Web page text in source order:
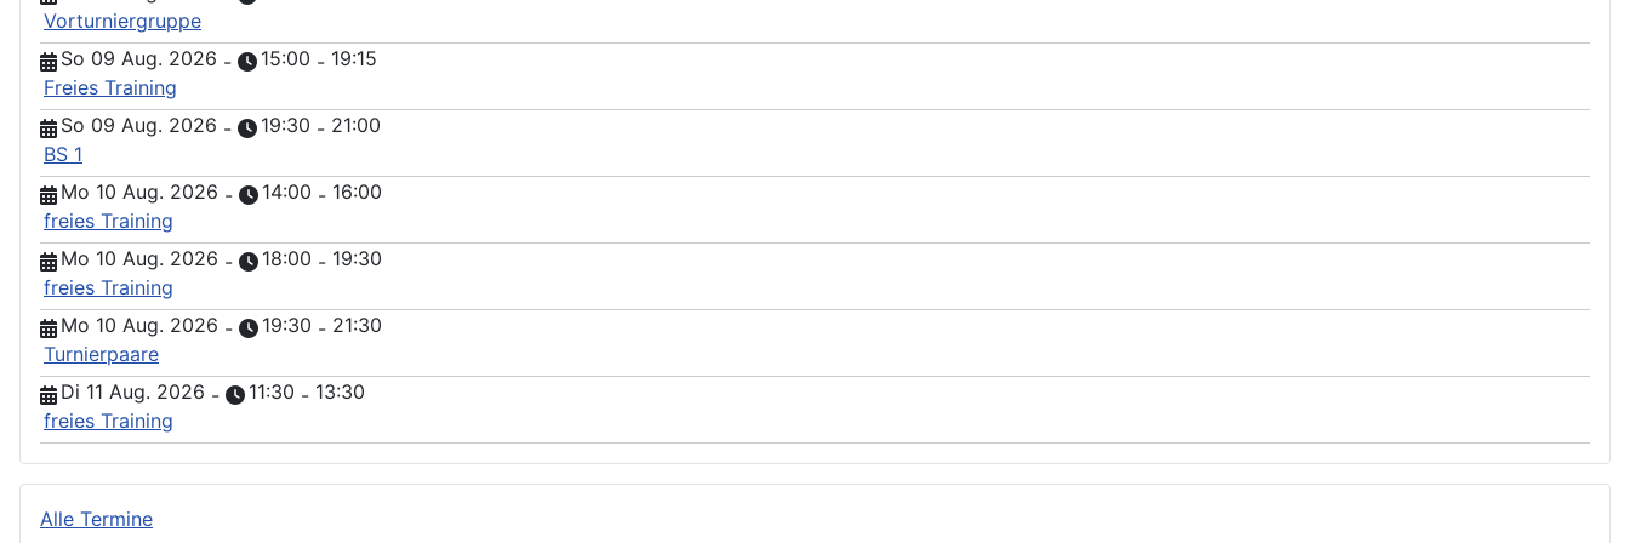
Vorturniergruppe
So 09 Aug. 2026 - 15:00 - 19:15
Freies Training
So 09 Aug. 2026 - 19:30 - 21:00
BS 1
Mo 10 Aug. 2026 - 14:00 - 16:00
freies Training
Mo 10 Aug. 2026 - 18:00 - 19:30
freies Training
Mo 10 Aug. 2026 - 19:30 - 21:30
Turnierpaare
Di 11 Aug. 2026 - 11:30 - 13:30
freies Training
Alle Termine